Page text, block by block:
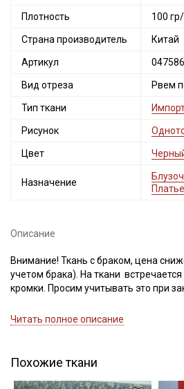
Плотность 100
Страна производитель Китай
Артикул 047586
Вид отреза Рвем
Тип ткани
Рисунок
Цвет
Назначение
Описание
Внимание! Ткань с браком, цена
учетом брака). На ткани
кромки. Просим учитывать это при
Импортный хлопок отлично подходит
ткани, в пэчворке, квилтинге,
Благодаря мерсеризации устойчив к
Читать полное описание
Похожие ткани
Мы публикуем здесь
категории
Ознакомлен(а) с
Политикой
данныхи даюСогласие на
данных